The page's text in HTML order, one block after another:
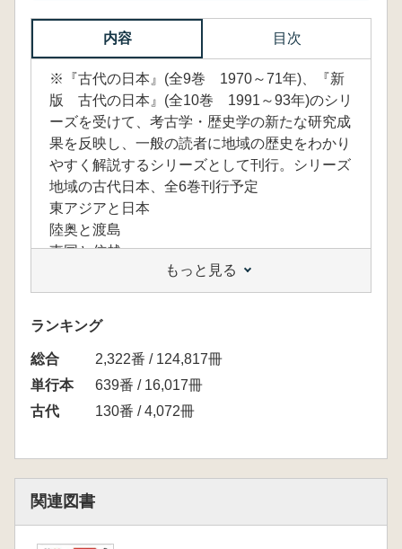
内容 目次
※『古代の日本』(全9巻 1970～71年)、『新
版 古代の日本』(全10巻 1991～93年)のシリ
ーズを受けて、考古学・歴史学の新たな研究成
果を反映し、一般の読者に地域の歴史をわかり
やすく解説するシリーズとして刊行。シリーズ
地域の古代日本、全6巻刊行予定
東アジアと日本
陸奥と渡島
東国と信越
出雲・吉備・伊予
筑紫と南島
もっと見る
ランキング
総合
2,322番 / 124,817冊
単行本
639番 / 16,017冊
古代
130番 / 4,072冊
関連図書